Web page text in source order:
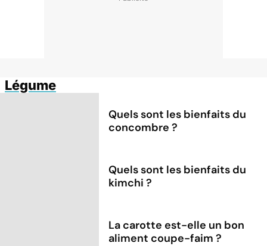
Légume
Quels sont les bienfaits du
concombre ?
Quels sont les bienfaits du
kimchi ?
La carotte est-elle un bon
aliment coupe-faim ?